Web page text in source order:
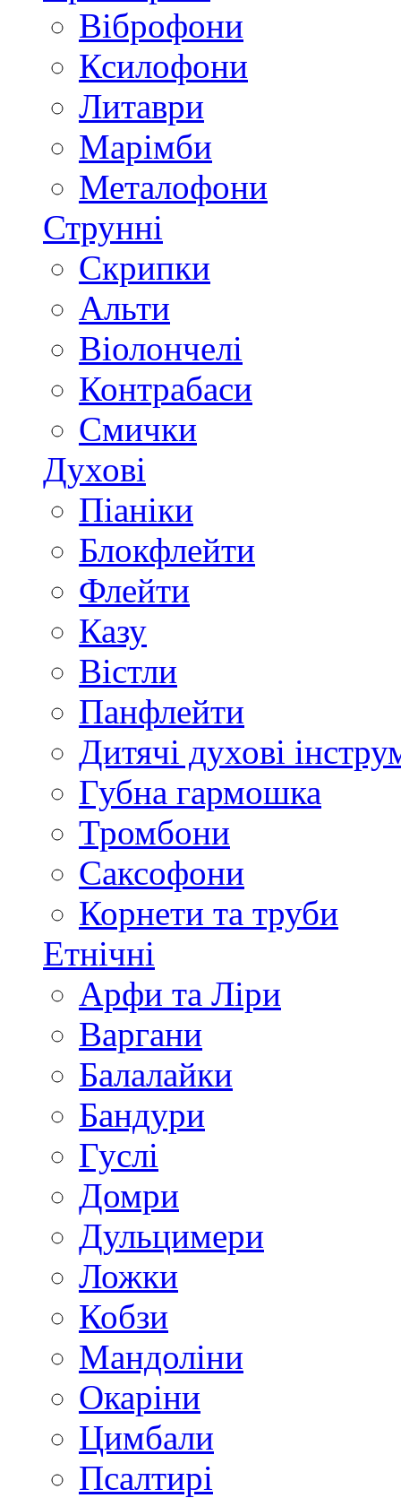
Віброфони
Ксилофони
Литаври
Марімби
Металофони
Струнні
Скрипки
Альти
Віолончелі
Контрабаси
Смички
Духові
Піаніки
Блокфлейти
Флейти
Казу
Вістли
Панфлейти
Дитячі духові
Губна гармошка
Тромбони
Саксофони
Корнети та труби
Етнічні
Арфи та Ліри
Варгани
Балалайки
Бандури
Гуслі
Домри
Дульцимери
Ложки
Кобзи
Мандоліни
Окаріни
Цимбали
Псалтирі